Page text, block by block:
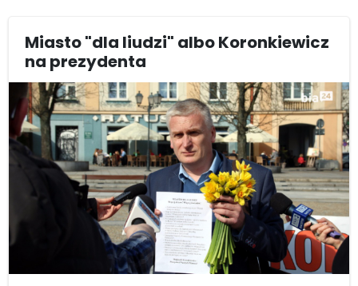
Miasto "dla liudzi" albo Koronkiewicz
na prezydenta